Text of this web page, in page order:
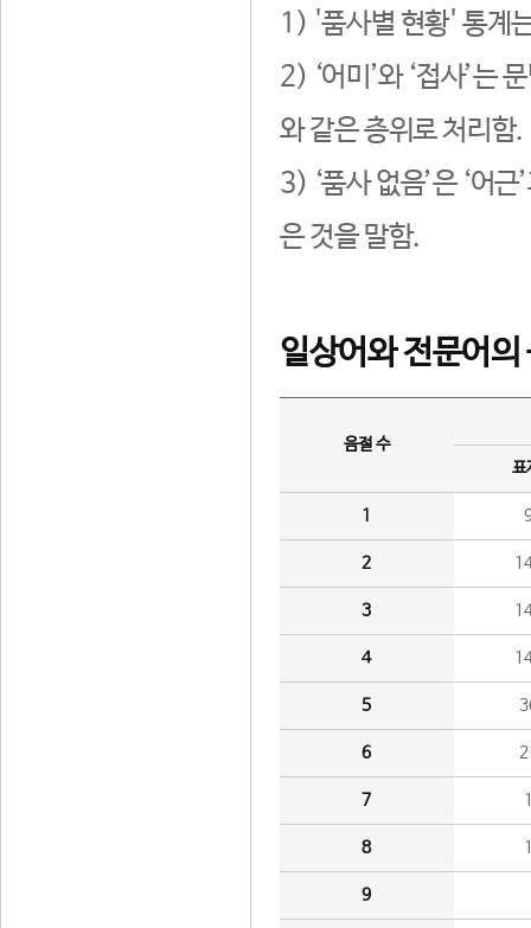
1) '품사별 현황' 통계
2) ‘어미’와 ‘접사’는
와 같은 층위로 처리함.
3) ‘품사 없음’은 ‘어
은 것을 말함.
일상어와 전문어의
음절 수
표
1
2
3
4
5
6
7
8
9